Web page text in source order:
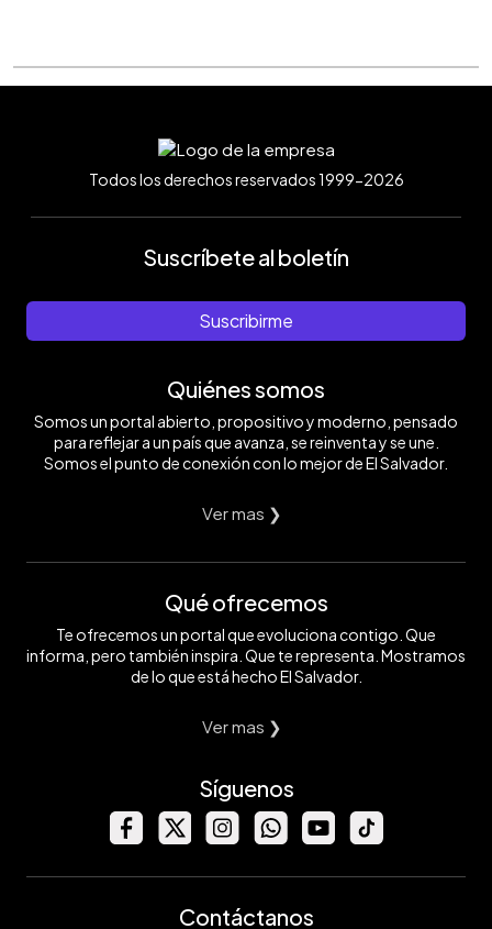
Todos los derechos reservados 1999-2026
Suscríbete al boletín
Suscribirme
Quiénes somos
Somos un portal abierto, propositivo y moderno, pensado
para reflejar a un país que avanza, se reinventa y se une.
Somos el punto de conexión con lo mejor de El Salvador.
Ver mas ❯
Qué ofrecemos
Te ofrecemos un portal que evoluciona contigo. Que
informa, pero también inspira. Que te representa. Mostramos
de lo que está hecho El Salvador.
Ver mas ❯
Síguenos
Contáctanos